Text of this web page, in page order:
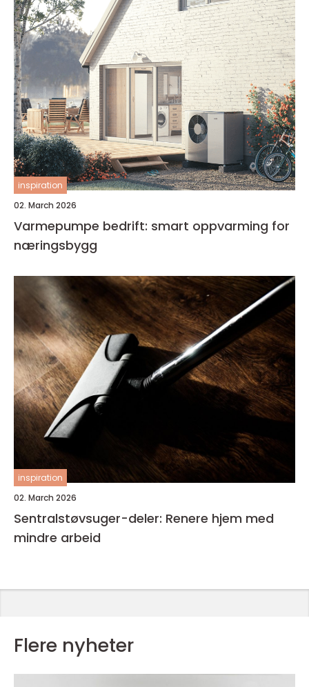
inspiration
02. March 2026
Varmepumpe bedrift: smart oppvarming for
næringsbygg
inspiration
02. March 2026
Sentralstøvsuger-deler: Renere hjem med
mindre arbeid
Flere nyheter